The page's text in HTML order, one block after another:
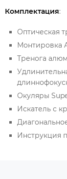
Комплектация:
Оптическая
Монтировка
Тренога
Окуляры
Искатель с
Инструкция